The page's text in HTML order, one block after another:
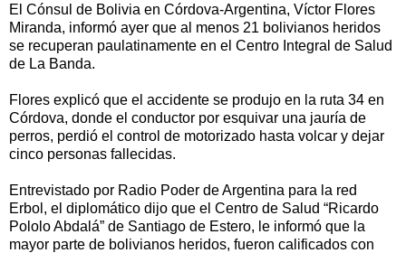
El Cónsul de Bolivia en Córdova-Argentina, Víctor Flores
Miranda, informó ayer que al menos 21 bolivianos heridos
se recuperan paulatinamente en el Centro Integral de Salud
de La Banda.
Flores explicó que el accidente se produjo en la ruta 34 en
Córdova, donde el conductor por esquivar una jauría de
perros, perdió el control de motorizado hasta volcar y dejar
cinco personas fallecidas.
Entrevistado por Radio Poder de Argentina para la red
Erbol, el diplomático dijo que el Centro de Salud “Ricardo
Pololo Abdalá” de Santiago de Estero, le informó que la
mayor parte de bolivianos heridos, fueron calificados con